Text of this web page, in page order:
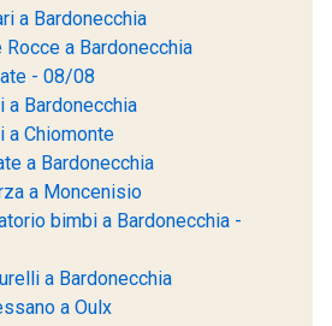
a Bardonecchia
a Bardonecchia
- 08/08
a Bardonecchia
a Chiomonte
a Bardonecchia
a Moncenisio
bimbi a Bardonecchia -
a Bardonecchia
a Oulx